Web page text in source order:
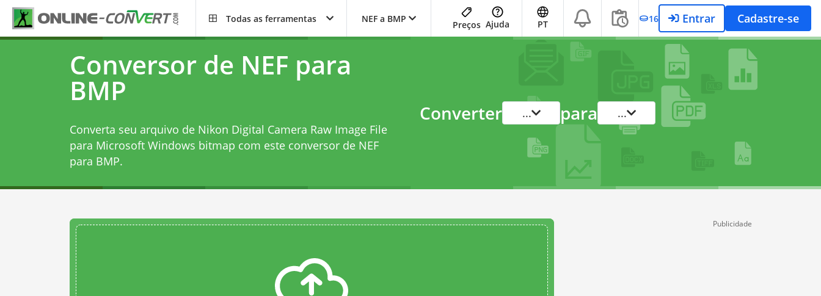
Todas as ferramentas NEF a BMP
Preços Ajuda PT 16 Entrar Cadastre-se
Conversor de NEF para
BMP
Converta seu arquivo de Nikon Digital Camera Raw Image File
para Microsoft Windows bitmap com este conversor de NEF
para BMP.
Converter ... para ...
Publicidade